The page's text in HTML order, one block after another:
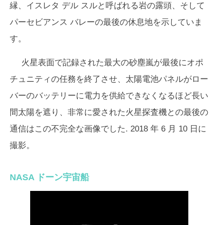
縁、イスレタ デル スルと呼ばれる岩の露頭、そして
パーセビアンス バレーの最後の休息地を示していま
す。
火星表面で記録された最大の砂塵嵐が最後にオポ
チュニティの任務を終了させ、太陽電池パネルがロー
バーのバッテリーに電力を供給できなくなるほど長い
間太陽を遮り、非常に愛された火星探査機との最後の
通信はこの不完全な画像でした. 2018 年 6 月 10 日に
撮影。
NASA ドーン宇宙船